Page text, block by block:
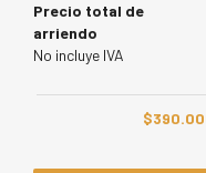
Precio total de
arriendo
No incluye IVA
$